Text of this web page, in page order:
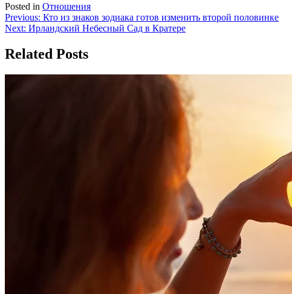
Posted in Отношения
Навигация
по
записям
Previous: Кто из знаков зодиака готов изменить второй половинке
Next: Ирландский Небесный Сад в Кратере
Related Posts